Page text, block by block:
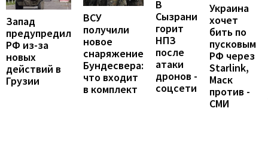
Запад
предупредил
РФ из-за
новых
действий в
Грузии
ВСУ
получили
новое
снаряжение
Бундесвера:
что входит
в комплект
В
Сызрани
горит
НПЗ
после
атаки
дронов -
соцсети
Украина
хочет
бить по
пусковым
РФ через
Starlink,
Маск
против -
СМИ